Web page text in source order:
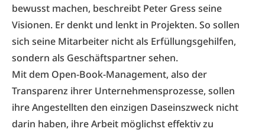
bewusst machen, beschreibt Peter Gress seine
Visionen. Er denkt und lenkt in Projekten. So sollen
sich seine Mitarbeiter nicht als Erfüllungsgehilfen,
sondern als Geschäftspartner sehen.
Mit dem Open-Book-Management, also der
Transparenz ihrer Unternehmensprozesse, sollen
ihre Angestellten den einzigen Daseinszweck nicht
darin haben, ihre Arbeit möglichst effektiv zu